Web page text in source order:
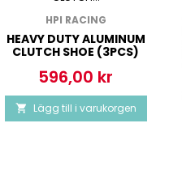
HPI RACING
HEAVY DUTY ALUMINUM
CLUTCH SHOE (3PCS)
Pris
596,00 kr
 Lägg till i varukorgen